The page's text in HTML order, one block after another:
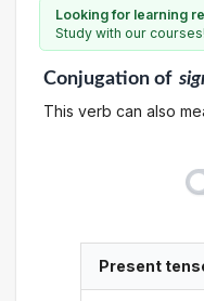
Looking for learning
Study with our courses!
Conjugationof
This verb can also
Present